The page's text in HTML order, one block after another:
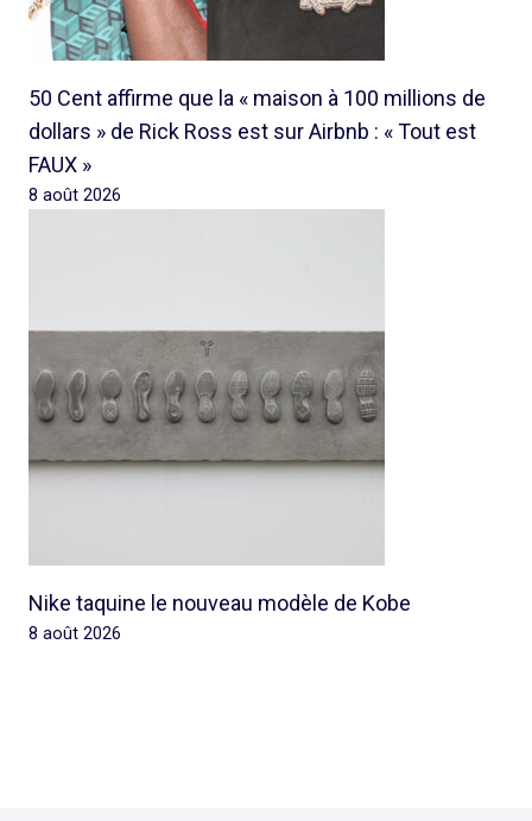
50 Cent affirme que la « maison à 100 millions de
dollars » de Rick Ross est sur Airbnb : « Tout est
FAUX »
8 août 2026
Nike taquine le nouveau modèle de Kobe
8 août 2026